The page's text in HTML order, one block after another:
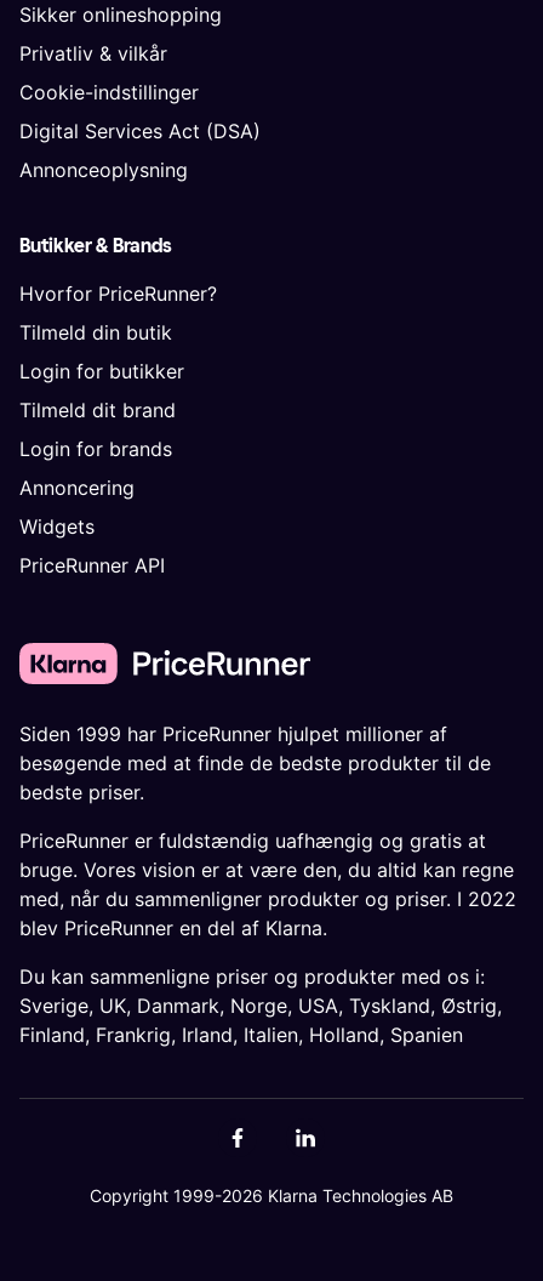
Sikker onlineshopping
Privatliv & vilkår
Cookie-indstillinger
Digital Services Act (DSA)
Annonceoplysning
Butikker & Brands
Hvorfor PriceRunner?
Tilmeld din butik
Login for butikker
Tilmeld dit brand
Login for brands
Annoncering
Widgets
PriceRunner API
Siden 1999 har PriceRunner hjulpet millioner af
besøgende med at finde de bedste produkter til de
bedste priser.
PriceRunner er fuldstændig uafhængig og gratis at
bruge. Vores vision er at være den, du altid kan regne
med, når du sammenligner produkter og priser. I 2022
blev PriceRunner en del af Klarna.
Du kan sammenligne priser og produkter med os i:
Sverige, UK, Danmark, Norge, USA, Tyskland, Østrig,
Finland, Frankrig, Irland, Italien, Holland, Spanien
Copyright 1999-2026 Klarna Technologies AB